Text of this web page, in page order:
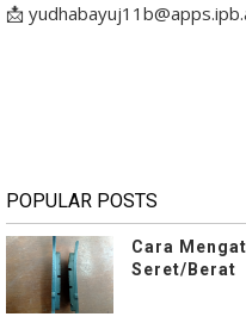
📩
POPULAR POSTS
Cara
Seret/Berat